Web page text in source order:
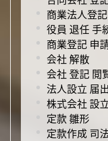
商業法人登
役員 退任 手
商業登記 申
会社 解散
会社 登記 閲
法人設立 届
株式会社 設
定款 雛形
定款作成 司